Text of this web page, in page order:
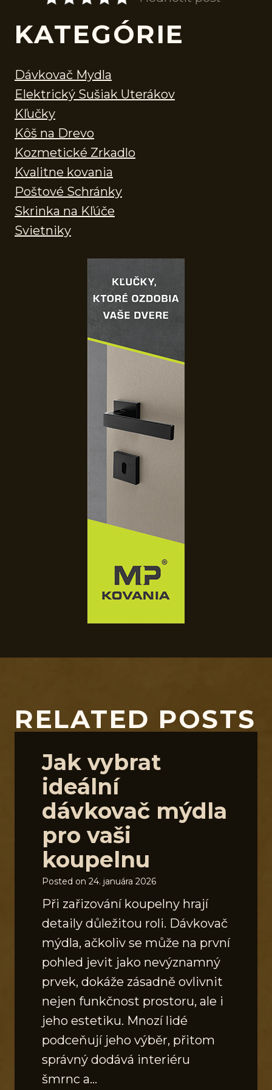
KATEGÓRIE
Dávkovač Mydla
Elektrický Sušiak Uterákov
Kľučky
Kôš na Drevo
Kozmetické Zrkadlo
Kvalitne kovania
Poštové Schránky
Skrinka na Kľúče
Svietniky
RELATED POSTS
Jak vybrat
ideální
dávkovač mýdla
pro vaši
koupelnu
Posted on 24. januára 2026
Při zařizování koupelny hrají
detaily důležitou roli. Dávkovač
mýdla, ačkoliv se může na první
pohled jevit jako nevýznamný
prvek, dokáže zásadně ovlivnit
nejen funkčnost prostoru, ale i
jeho estetiku. Mnozí lidé
podceňují jeho výběr, přitom
správný dodává interiéru
šmrnc a…